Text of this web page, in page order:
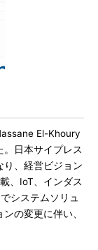
El-Khoury
。日本サイプレス
り、経営ビジョン
、IoT、インダス
システムソリュ
の変更に伴い、